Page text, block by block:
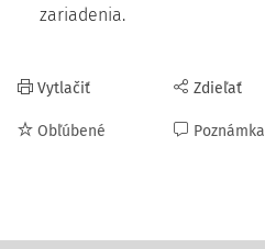
zariadenia.
Vytlačiť
Obľúbené
Zdieľať
Poznámka